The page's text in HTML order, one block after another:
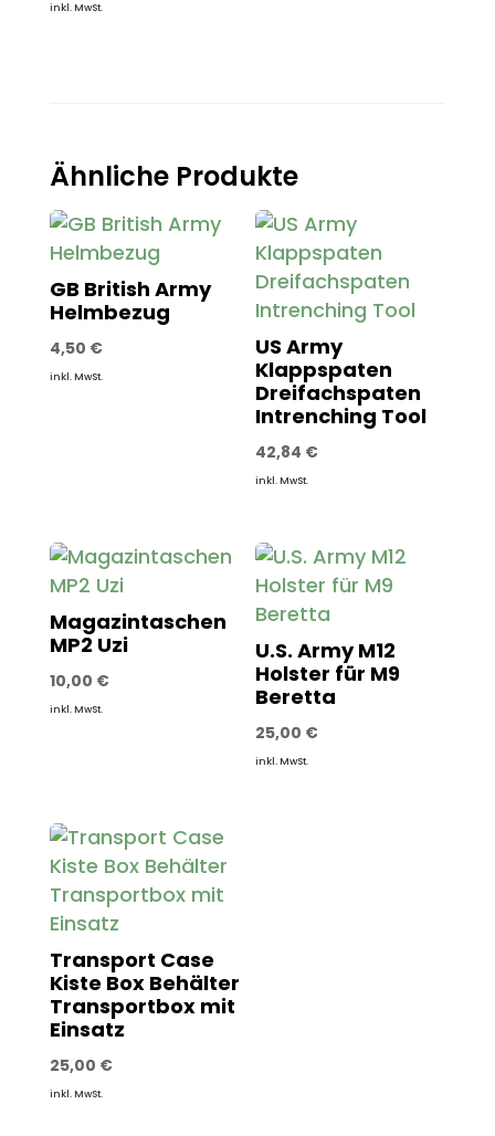
inkl. MwSt.
Ähnliche Produkte
GB British Army
Helmbezug
4,50 €
inkl. MwSt.
US Army
Klappspaten
Dreifachspaten
Intrenching Tool
42,84 €
inkl. MwSt.
Magazintaschen
MP2 Uzi
10,00 €
inkl. MwSt.
U.S. Army M12
Holster für M9
Beretta
25,00 €
inkl. MwSt.
Transport Case
Kiste Box Behälter
Transportbox mit
Einsatz
25,00 €
inkl. MwSt.